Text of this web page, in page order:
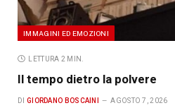
IMMAGINI ED EMOZIONI
LETTURA 2 MIN.
Il tempo dietro la polvere
DI GIORDANO BOSCAINI AGOSTO 7, 2026